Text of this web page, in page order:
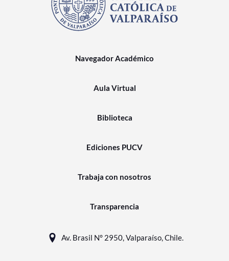
Navegador Académico
Aula Virtual
Biblioteca
Ediciones PUCV
Trabaja con nosotros
Transparencia
Av. Brasil N° 2950, Valparaíso, Chile.